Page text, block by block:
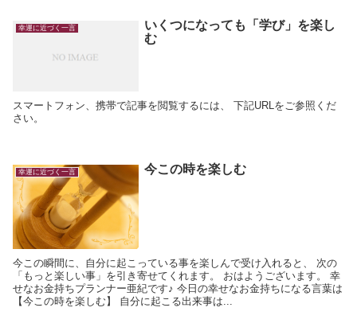
幸運に近づく一言
いくつになっても「学び」を楽し
む
スマートフォン、携帯で記事を閲覧するには、 下記URLをご参照くだ
さい。
幸運に近づく一言 今この時を楽しむ
今この瞬間に、自分に起こっている事を楽しんで受け入れると、 次の
「もっと楽しい事」を引き寄せてくれます。 おはようございます。 幸
せなお金持ちプランナー亜紀です♪ 今日の幸せなお金持ちになる言葉は
【今この時を楽しむ】 自分に起こる出来事は...